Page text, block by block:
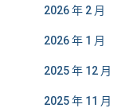
2026 年 2 月
2026 年 1 月
2025 年 12 月
2025 年 11 月